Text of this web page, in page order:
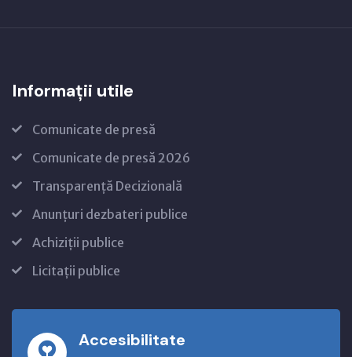
Informații utile
Comunicate de presă
Comunicate de presă 2026
Transparență Decizională
Anunțuri dezbateri publice
Achiziții publice
Licitații publice
Accesibilitate